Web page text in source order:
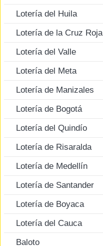
Lotería del Huila
Lotería de la Cruz Roja
Lotería del Valle
Lotería del Meta
Lotería de Manizales
Lotería de Bogotá
Lotería del Quindío
Lotería de Risaralda
Lotería de Medellín
Lotería de Santander
Lotería de Boyaca
Lotería del Cauca
Baloto